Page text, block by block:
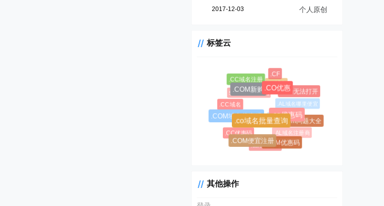
2017-12-03 个人原创
标签云
#1045
#1146
$0.99超级优惠码
.AL域名
.AL域名哪里便宜
.AL域名注册商
.asia优惠码
.CC优惠码
.CC域名
.CC域名注册
.CF
.chm无法打开
.chm问题大全
.COM优惠码
.COM便宜注册
.COM域名优惠码
.COM新购.CO优惠
.co优惠码
.co域名批量查询
其他操作